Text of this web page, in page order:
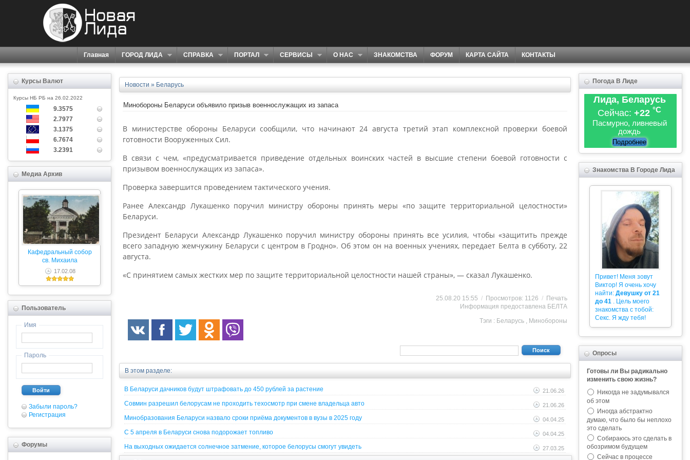
Главная ГОРОД ЛИДА СПРАВКА ПОРТАЛ СЕРВИСЫ О НАС ЗНАКОМСТВА ФОРУМ КАРТА САЙТА КОНТАКТЫ
Курсы Валют
Курсы НБ РБ на 26.02.2022
9.3575
2.7977
3.1375
6.7674
3.2391
Медиа Архив
Кафедральный собор
св. Михаила
17.02.08
Пользователь
Имя
Пароль
Войти
Забыли пароль?
Регистрация
Форумы
Новости » Беларусь
Минобороны Беларуси объявило призыв военнослужащих из запаса
В министерстве обороны Беларуси сообщили, что начинают 24 августа третий этап комплексной проверки боевой
готовности Вооруженных Сил.
В связи с чем, «предусматривается приведение отдельных воинских частей в высшие степени боевой готовности с
призывом военнослужащих из запаса».
Проверка завершится проведением тактического учения.
Ранее Александр Лукашенко поручил министру обороны принять меры «по защите территориальной целостности»
Беларуси.
Президент Беларуси Александр Лукашенко поручил министру обороны принять все усилия, чтобы «защитить прежде
всего западную жемчужину Беларуси с центром в Гродно». Об этом он на военных учениях, передает Белта в субботу, 22
августа.
«С принятием самых жестких мер по защите территориальной целостности нашей страны», — сказал Лукашенко.
25.08.20 15:55 / Просмотров: 1126 / Печать
Информация предоставлена БЕЛТА
Тэги : Беларусь , Минобороны
Поиск
В этом разделе:
21.06.26
В Беларуси дачников будут штрафовать до 450 рублей за растение
21.06.26
Совмин разрешил белорусам не проходить техосмотр при смене владельца авто
04.04.25
Минобразования Беларуси назвало сроки приёма документов в вузы в 2025 году
04.04.25
С 5 апреля в Беларуси снова подорожает топливо
27.03.25
На выходных ожидается солнечное затмение, которое белорусы смогут увидеть
Погода В Лиде
Лида, Беларусь
Сейчас: +22 °C
Пасмурно, ливневый
дождь
Подробнее
Знакомства В Городе Лида
Привет! Меня зовут
Виктор! Я очень хочу
найти: Девушку от 21
до 41 . Цель моего
знакомства с тобой:
Секс. Я жду тебя!
Опросы
Готовы ли Вы радикально
изменить свою жизнь?
Никогда не задумывался
об этом
Иногда абстрактно
думаю, что было бы неплохо
это сделать
Собираюсь это сделать в
обозримом будущем
Сейчас в процессе